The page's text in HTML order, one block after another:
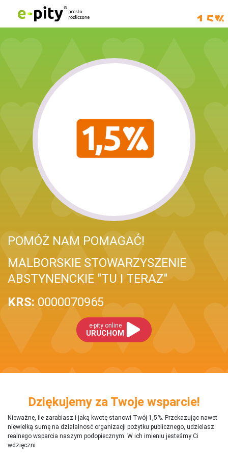
POMÓŻ NAM POMAGAĆ!
MALBORSKIE STOWARZYSZENIE
ABSTYNENCKIE "TU I TERAZ"
KRS: 0000070965
e-pity online
URUCHOM
Dziękujemy za Twoje wsparcie!
Nieważne, ile zarabiasz i jaką kwotę stanowi Twój 1,5%. Przekazując nawet
niewielką sumę na działalnosć organizacji pożytku publicznego, udzielasz
realnego wsparcia naszym podopiecznym. W ich imieniu jesteśmy Ci
wdzięczni.